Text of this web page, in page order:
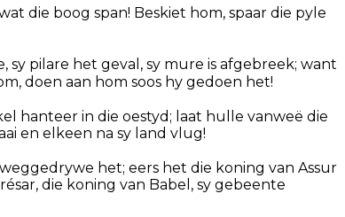
die boog span! Beskiet hom, spaar die pyle
pilare het geval, sy mure is afgebreek; want
doen aan hom soos hy gedoen het!
hanteer in die oestyd; laat hulle vanweë die
en elkeen na sy land vlug!
het; eers het die koning van Assur
die koning van Babel, sy gebeente